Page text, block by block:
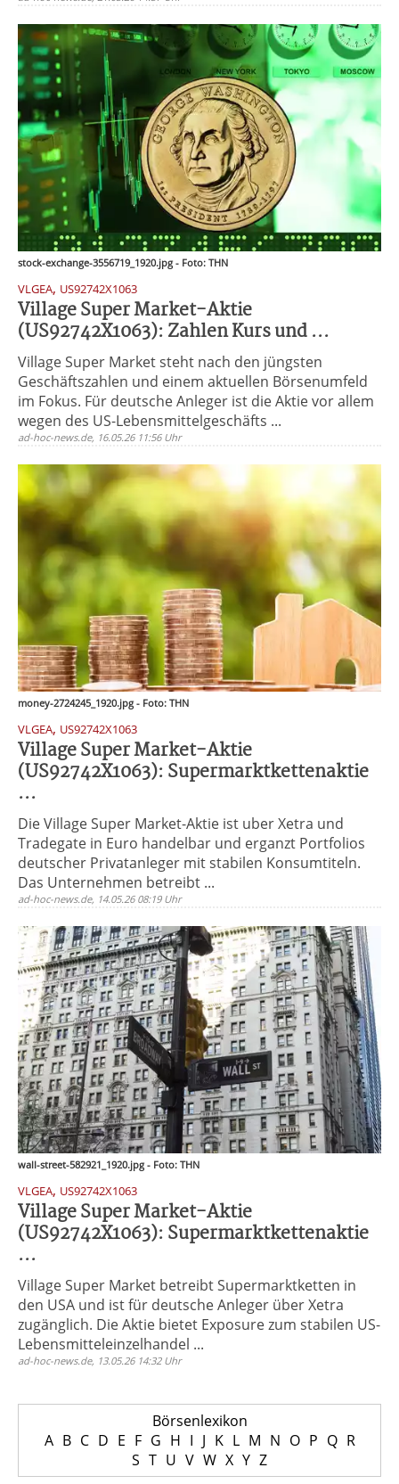
stock-exchange-3556719_1920.jpg - Foto: THN
VLGEA, US92742X1063
Village Super Market-Aktie
(US92742X1063): Zahlen Kurs und ...
Village Super Market steht nach den jüngsten
Geschäftszahlen und einem aktuellen Börsenumfeld
im Fokus. Für deutsche Anleger ist die Aktie vor allem
wegen des US-Lebensmittelgeschäfts ...
ad-hoc-news.de, 16.05.26 11:56 Uhr
money-2724245_1920.jpg - Foto: THN
VLGEA, US92742X1063
Village Super Market-Aktie
(US92742X1063): Supermarktkettenaktie
...
Die Village Super Market-Aktie ist uber Xetra und
Tradegate in Euro handelbar und erganzt Portfolios
deutscher Privatanleger mit stabilen Konsumtiteln.
Das Unternehmen betreibt ...
ad-hoc-news.de, 14.05.26 08:19 Uhr
wall-street-582921_1920.jpg - Foto: THN
VLGEA, US92742X1063
Village Super Market-Aktie
(US92742X1063): Supermarktkettenaktie
...
Village Super Market betreibt Supermarktketten in
den USA und ist für deutsche Anleger über Xetra
zugänglich. Die Aktie bietet Exposure zum stabilen US-
Lebensmitteleinzelhandel ...
ad-hoc-news.de, 13.05.26 14:32 Uhr
Börsenlexikon
A B C D E F G H I J K L M N O P Q R
S T U V W X Y Z